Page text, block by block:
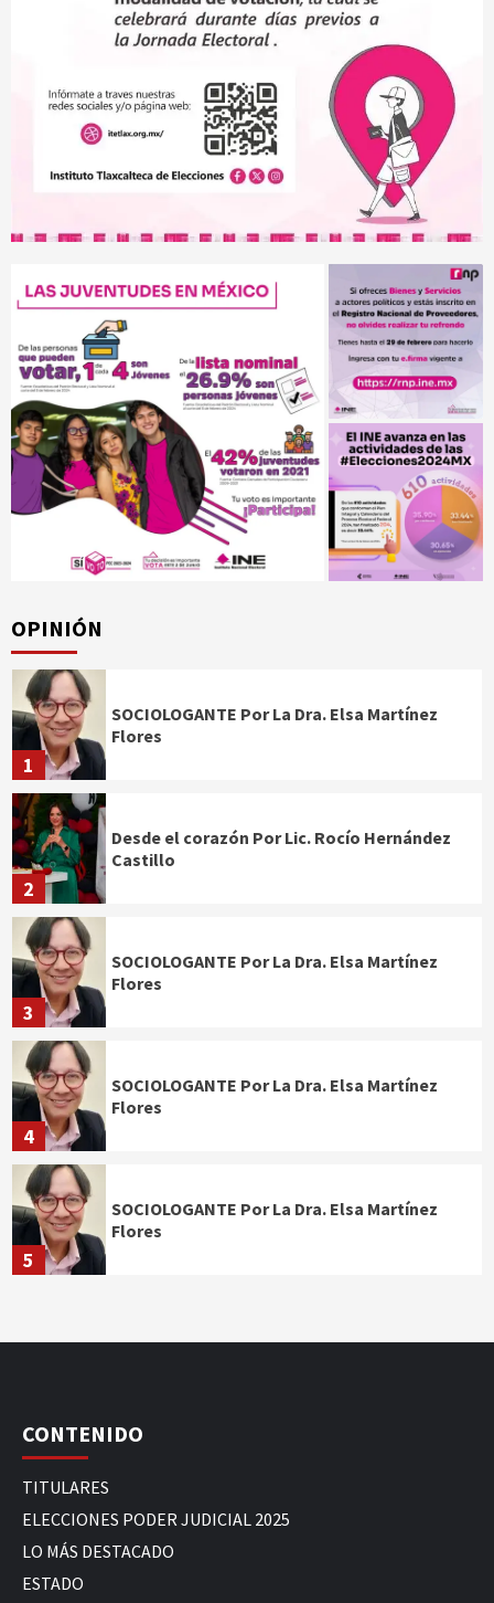
OPINIÓN
1
SOCIOLOGANTE Por La Dra. Elsa Martínez
Flores
2
Desde el corazón Por Lic. Rocío Hernández
Castillo
3
SOCIOLOGANTE Por La Dra. Elsa Martínez
Flores
4
SOCIOLOGANTE Por La Dra. Elsa Martínez
Flores
5
SOCIOLOGANTE Por La Dra. Elsa Martínez
Flores
CONTENIDO
TITULARES
ELECCIONES PODER JUDICIAL 2025
LO MÁS DESTACADO
ESTADO